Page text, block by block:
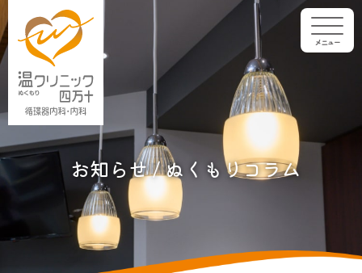
メニュー
お知らせ / ぬくもりコラム